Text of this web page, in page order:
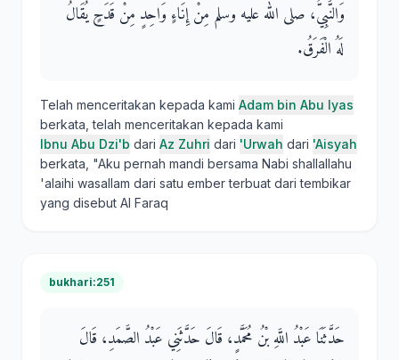
وَالنَّبِيُّ، صلى الله عليه وسلم مِنْ إِنَاءٍ وَاحِدٍ مِنْ قَدَحٍ يُقَالُ
لَهُ الْفَرَقُ‏.‏
Telah menceritakan kepada kami Adam bin Abu Iyas
berkata, telah menceritakan kepada kami
Ibnu Abu Dzi'b dari Az Zuhri dari 'Urwah dari 'Aisyah
berkata, "Aku pernah mandi bersama Nabi shallallahu
'alaihi wasallam dari satu ember terbuat dari tembikar
yang disebut Al Faraq
bukhari:251
حَدَّثَنَا عَبْدُ اللَّهِ بْنُ مُحَمَّدٍ، قَالَ حَدَّثَنِي عَبْدُ الصَّمَدِ، قَالَ